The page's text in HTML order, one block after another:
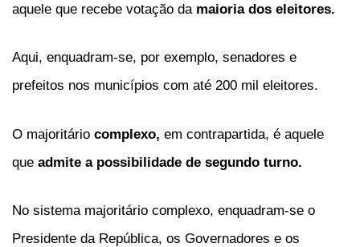
aquele que recebe votação da maioria dos eleitores.
Aqui, enquadram-se, por exemplo, senadores e
prefeitos nos municípios com até 200 mil eleitores.
O majoritário complexo, em contrapartida, é aquele
que admite a possibilidade de segundo turno.
No sistema majoritário complexo, enquadram-se o
Presidente da República, os Governadores e os